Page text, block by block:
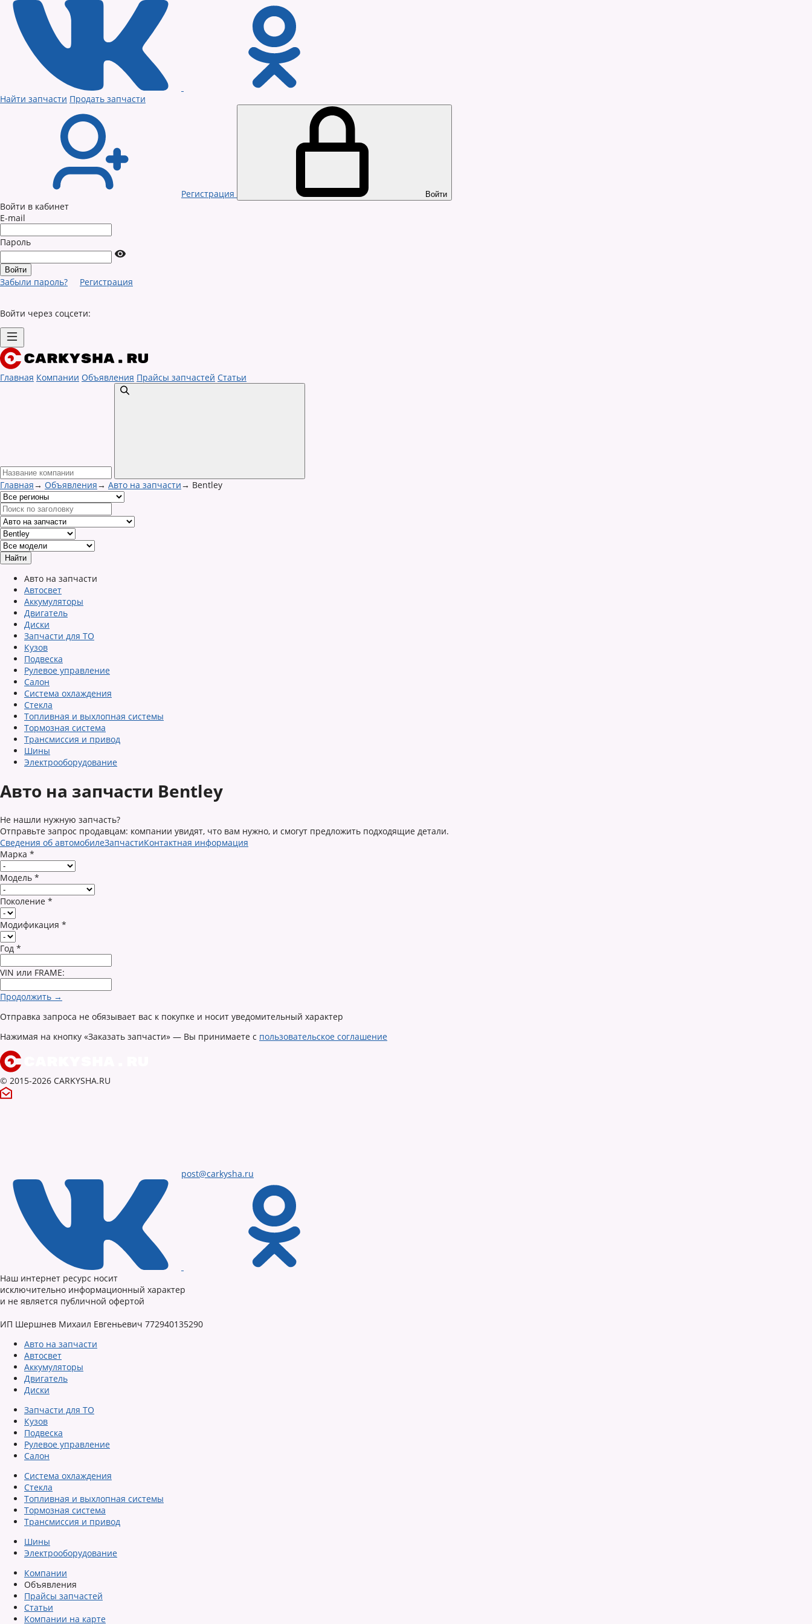
Найти запчасти Продать запчасти
Регистрация Войти
Войти в кабинет
E-mail
Пароль
Забыли пароль? Регистрация
Войти через соцсети:
Главная Компании Объявления Прайсы запчастей Статьи
Главная→ Объявления→ Авто на запчасти→ Bentley
Авто на запчасти
Автосвет
Аккумуляторы
Двигатель
Диски
Запчасти для ТО
Кузов
Подвеска
Рулевое управление
Салон
Система охлаждения
Стекла
Топливная и выхлопная системы
Тормозная система
Трансмиссия и привод
Шины
Электрооборудование
Авто на запчасти Bentley
Не нашли нужную запчасть?
Отправьте запрос продавцам: компании увидят, что вам нужно, и смогут предложить подходящие детали.
Сведения об автомобилеЗапчастиКонтактная информация
Марка *
Модель *
Поколение *
Модификация *
Год *
VIN или FRAME:
Продолжить →
Отправка запроса не обязывает вас к покупке и носит уведомительный характер
Нажимая на кнопку «Заказать запчасти» — Вы принимаете с пользовательское соглашение
© 2015-2026 CARKYSHA.RU
post@carkysha.ru
Наш интернет ресурс носит
исключительно информационный характер
и не является публичной офертой
ИП Шершнев Михаил Евгеньевич 772940135290
Авто на запчасти
Автосвет
Аккумуляторы
Двигатель
Диски
Запчасти для ТО
Кузов
Подвеска
Рулевое управление
Салон
Система охлаждения
Стекла
Топливная и выхлопная системы
Тормозная система
Трансмиссия и привод
Шины
Электрооборудование
Компании
Объявления
Прайсы запчастей
Статьи
Компании на карте